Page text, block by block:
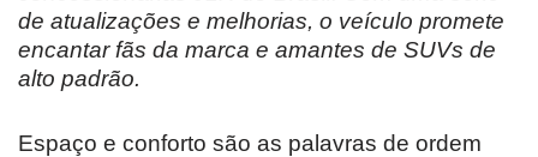
de atualizações e melhorias, o veículo promete
encantar fãs da marca e amantes de SUVs de
alto padrão.
Espaço e conforto são as palavras de ordem